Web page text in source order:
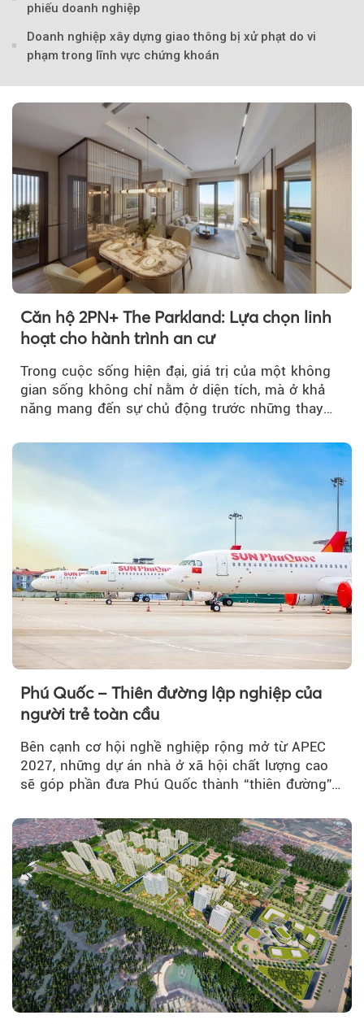
phiếu doanh nghiệp
Doanh nghiệp xây dựng giao thông bị xử phạt do vi
phạm trong lĩnh vực chứng khoán
Căn hộ 2PN+ The Parkland: Lựa chọn linh
hoạt cho hành trình an cư
Trong cuộc sống hiện đại, giá trị của một không
gian sống không chỉ nằm ở diện tích, mà ở khả
năng mang đến sự chủ động trước những thay
Phú Quốc – Thiên đường lập nghiệp của
người trẻ toàn cầu
Bên cạnh cơ hội nghề nghiệp rộng mở từ APEC
2027, những dự án nhà ở xã hội chất lượng cao
sẽ góp phần đưa Phú Quốc thành “thiên đường”